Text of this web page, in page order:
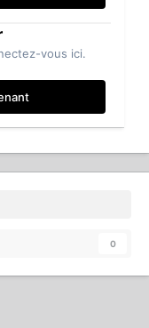
vous ici.
0